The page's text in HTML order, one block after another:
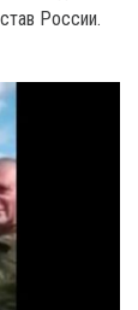
России.